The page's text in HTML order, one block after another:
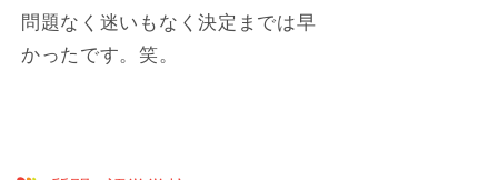
問題なく迷いもなく決定までは早
かったです。笑。